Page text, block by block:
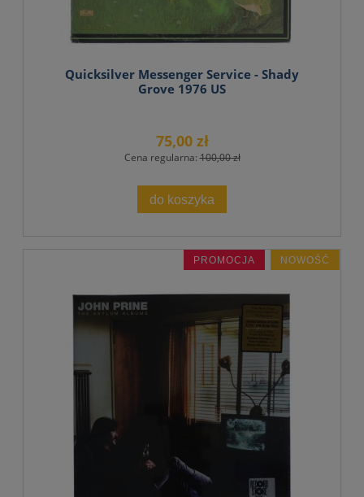
Quicksilver Messenger Service - Shady
Grove 1976 US
75,00 zł
Cena regularna:100,00 zł
do koszyka
PROMOCJA NOWOŚĆ